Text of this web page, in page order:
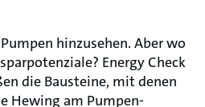
hinzusehen. Aber wo
Energy Check
die Bausteine, mit denen
Hewing am Pumpen-